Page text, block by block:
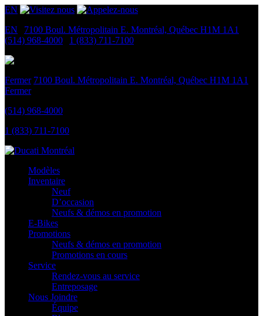
EN
EN
7100 Boul. Métropolitain E. Montréal, Québec H1M 1A1
(514) 968-4000
1 (833) 711-7100
Fermer 7100 Boul. Métropolitain E. Montréal, Québec H1M 1A1
Fermer
(514) 968-4000
1 (833) 711-7100
Modèles
Inventaire
Neuf
D’occasion
Neufs & démos en promotion
E-Bikes
Promotions
Neufs & démos en promotion
Promotions en cours
Service
Rendez-vous au service
Entreposage
Nous Joindre
Équipe